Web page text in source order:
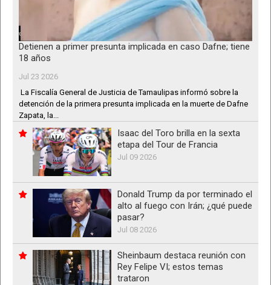
Detienen a primer presunta implicada en caso Dafne; tiene
18 años
Jul 23 2026
La Fiscalía General de Justicia de Tamaulipas informó sobre la
detención de la primera presunta implicada en la muerte de Dafne
Zapata, la...
Isaac del Toro brilla en la sexta
etapa del Tour de Francia
Jul 09 2026
Donald Trump da por terminado el
alto al fuego con Irán; ¿qué puede
pasar?
Jul 08 2026
Sheinbaum destaca reunión con
Rey Felipe VI; estos temas
trataron